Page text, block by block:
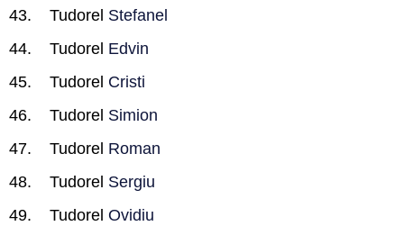
Tudorel Stefanel
Tudorel Edvin
Tudorel Cristi
Tudorel Simion
Tudorel Roman
Tudorel Sergiu
Tudorel Ovidiu